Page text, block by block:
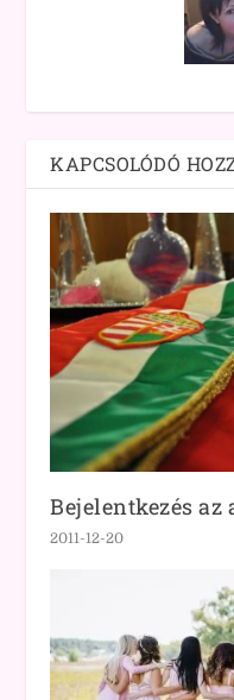
KAPCSOLÓDÓ
Bejelentkezés
2011-12-20